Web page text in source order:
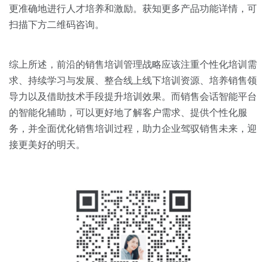
更准确地进行人才培养和激励。获知更多产品功能详情，可
扫描下方二维码咨询。
综上所述，前沿的销售培训管理战略应该注重个性化培训需
求、持续学习与发展、整合线上线下培训资源、培养销售领
导力以及借助技术手段提升培训效果。而销售会话智能平台
的智能化辅助，可以更好地了解客户需求、提供个性化服
务，并全面优化销售培训过程，助力企业驾驭销售未来，迎
接更美好的明天。